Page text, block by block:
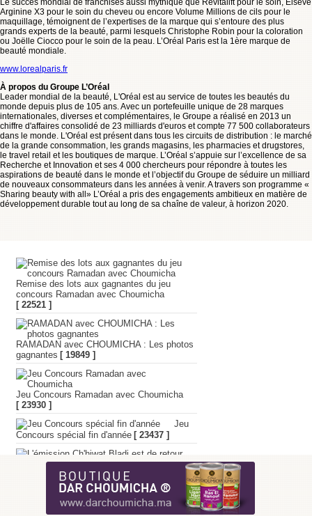
Le succès mondial de franchises aussi mythique que Revitalift pour le soin, Elsève
Arginine X3 pour le soin du cheveu ou encore Volume Millions de cils pour le
maquillage, témoignent de l’expertises de la marque qui s’entoure des plus
grands experts de la beauté, parmi lesquels Christophe Robin pour la coloration
ou Joëlle Ciocco pour le soin de la peau. L’Oréal Paris est la 1ère marque de
beauté mondiale.
www.lorealparis.fr
À propos du Groupe L’Oréal
Leader mondial de la beauté, L'Oréal est au service de toutes les beautés du
monde depuis plus de 105 ans. Avec un portefeuille unique de 28 marques
internationales, diverses et complémentaires, le Groupe a réalisé en 2013 un
chiffre d'affaires consolidé de 23 milliards d'euros et compte 77 500 collaborateurs
dans le monde. L'Oréal est présent dans tous les circuits de distribution : le marché
de la grande consommation, les grands magasins, les pharmacies et drugstores,
le travel retail et les boutiques de marque. L’Oréal s’appuie sur l’excellence de sa
Recherche et Innovation et ses 4 000 chercheurs pour répondre à toutes les
aspirations de beauté dans le monde et l’objectif du Groupe de séduire un milliard
de nouveaux consommateurs dans les années à venir. A travers son programme «
Sharing beauty with all» L’Oréal a pris des engagements ambitieux en matière de
développement durable tout au long de sa chaîne de valeur, à horizon 2020.
Remise des lots aux gagnantes du jeu
concours Ramadan avec Choumicha
[ 22521 ]
RAMADAN avec CHOUMICHA : Les photos
gagnantes [ 19849 ]
Jeu Concours Ramadan avec Choumicha
[ 23930 ]
Jeu
Concours spécial fin d'année [ 23437 ]
L'émission Ch'hiwat Bladi est de retour